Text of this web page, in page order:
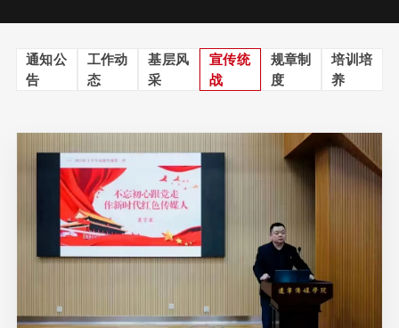
通知公
告
工作动
态
基层风
采
宣传统
战
规章制
度
培训培
养